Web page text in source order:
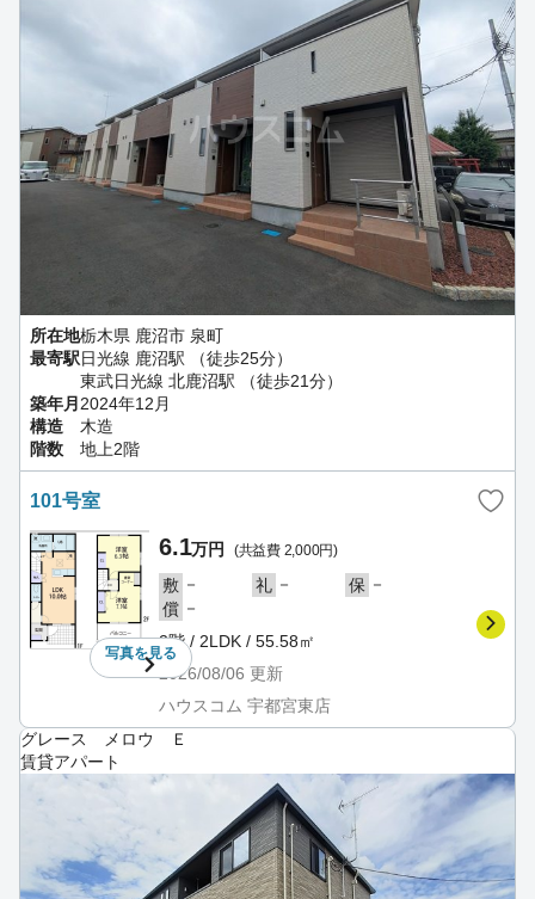
所在地栃木県 鹿沼市 泉町
最寄駅日光線 鹿沼駅 （徒歩25分）
東武日光線 北鹿沼駅 （徒歩21分）
築年月 2024年12月
構造
木造
階数
地上2階
101号室
写真を見る
6.1万円 (共益費 2,000円)
敷 － 礼 － 保 －
償 －
2階 / 2LDK / 55.58㎡
2026/08/06 更新
ハウスコム 宇都宮東店
グレース メロウ Ｅ
賃貸アパート